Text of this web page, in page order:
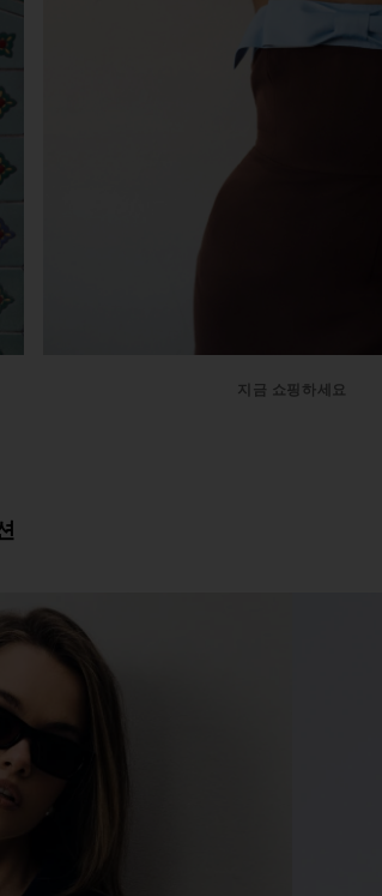
지금 쇼핑하세요